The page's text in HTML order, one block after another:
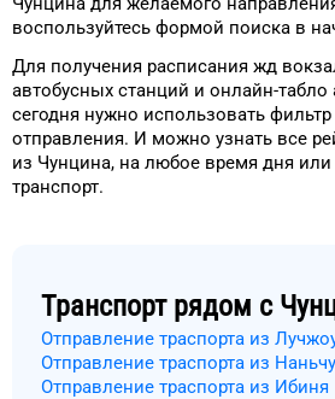
воспользуйтесь формой поиска в
Для получения расписания жд
автобусных станций и онлайн-табло
сегодня нужно использовать фильтр
отправления. И можно узнать все
из Чунцина, на любое время дня или
транспорт.
Транспорт рядом с
Отправление траспорта из
Отправление траспорта из
Отправление траспорта из Ибиня